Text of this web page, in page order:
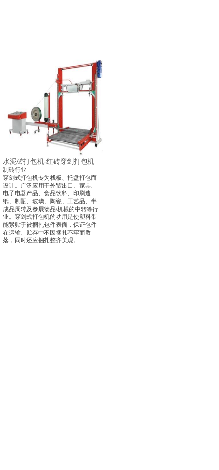
水泥砖打包机-红砖穿剑打包机
制砖行业
穿剑式打包机专为栈板、托盘打包而
设计。广泛应用于外贸出口、家具、
电子电器产品、食品饮料、印刷造
纸、制瓶、玻璃、陶瓷、工艺品、半
成品周转及参展物品/机械的中转等行
业。穿剑式打包机的功用是使塑料带
能紧贴于被捆扎包件表面，保证包件
在运输、贮存中不因捆扎不牢而散
落，同时还应捆扎整齐美观。